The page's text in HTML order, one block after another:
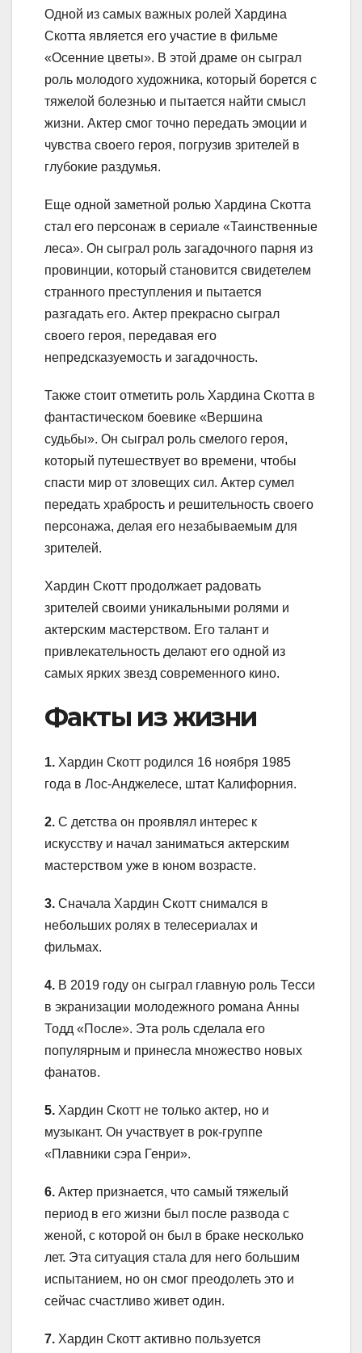
Одной из самых важных ролей Хардина
Скотта является его участие в фильме
«Осенние цветы». В этой драме он сыграл
роль молодого художника, который борется с
тяжелой болезнью и пытается найти смысл
жизни. Актер смог точно передать эмоции и
чувства своего героя, погрузив зрителей в
глубокие раздумья.
Еще одной заметной ролью Хардина Скотта
стал его персонаж в сериале «Таинственные
леса». Он сыграл роль загадочного парня из
провинции, который становится свидетелем
странного преступления и пытается
разгадать его. Актер прекрасно сыграл
своего героя, передавая его
непредсказуемость и загадочность.
Также стоит отметить роль Хардина Скотта в
фантастическом боевике «Вершина
судьбы». Он сыграл роль смелого героя,
который путешествует во времени, чтобы
спасти мир от зловещих сил. Актер сумел
передать храбрость и решительность своего
персонажа, делая его незабываемым для
зрителей.
Хардин Скотт продолжает радовать
зрителей своими уникальными ролями и
актерским мастерством. Его талант и
привлекательность делают его одной из
самых ярких звезд современного кино.
Факты из жизни
1. Хардин Скотт родился 16 ноября 1985
года в Лос-Анджелесе, штат Калифорния.
2. С детства он проявлял интерес к
искусству и начал заниматься актерским
мастерством уже в юном возрасте.
3. Сначала Хардин Скотт снимался в
небольших ролях в телесериалах и
фильмах.
4. В 2019 году он сыграл главную роль Тесси
в экранизации молодежного романа Анны
Тодд «После». Эта роль сделала его
популярным и принесла множество новых
фанатов.
5. Хардин Скотт не только актер, но и
музыкант. Он участвует в рок-группе
«Плавники сэра Генри».
6. Актер признается, что самый тяжелый
период в его жизни был после развода с
женой, с которой он был в браке несколько
лет. Эта ситуация стала для него большим
испытанием, но он смог преодолеть это и
сейчас счастливо живет один.
7. Хардин Скотт активно пользуется